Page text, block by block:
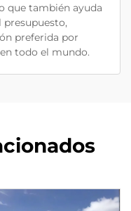
que también ayuda
presupuesto,
preferida por
todo el mundo.